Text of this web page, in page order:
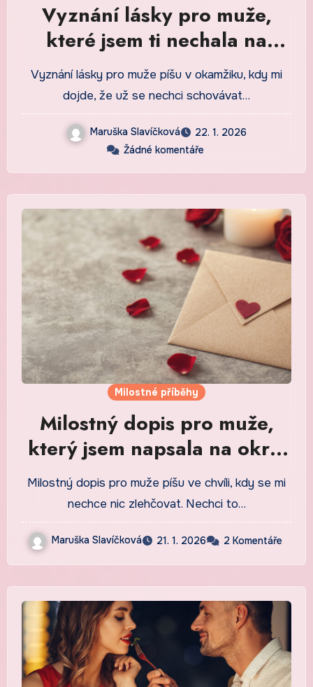
Vyznání lásky pro muže,
které jsem ti nechala na
stole vedle hrnku
Vyznání lásky pro muže píšu v okamžiku, kdy mi
dojde, že už se nechci schovávat…
Maruška Slavíčková
22. 1. 2026
Žádné komentáře
Milostné příběhy
Milostný dopis pro muže,
který jsem napsala na okraj
obyčejného dne
Milostný dopis pro muže píšu ve chvíli, kdy se mi
nechce nic zlehčovat. Nechci to…
Maruška Slavíčková 21. 1. 2026 2 Komentáře